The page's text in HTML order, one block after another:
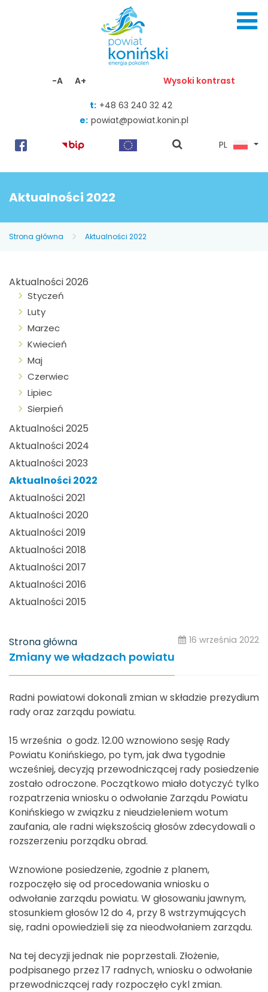
-A A+ Wysoki kontrast
t: +48 63 240 32 42
e: powiat@powiat.konin.pl
pokaż
PL
Aktualności 2022
Strona główna Aktualności 2022
Aktualności 2026
Styczeń
Luty
Marzec
Kwiecień
Maj
Czerwiec
Lipiec
Sierpień
Aktualności 2025
Aktualności 2024
Aktualności 2023
Aktualności 2022
Aktualności 2021
Aktualności 2020
Aktualności 2019
Aktualności 2018
Aktualności 2017
Aktualności 2016
Aktualności 2015
Strona główna 16 września 2022
Zmiany we władzach powiatu
Radni powiatowi dokonali zmian w składzie prezydium
rady oraz zarządu powiatu.
15 września o godz. 12.00 wznowiono sesję Rady
Powiatu Konińskiego, po tym, jak dwa tygodnie
wcześniej, decyzją przewodniczącej rady posiedzenie
zostało odroczone. Początkowo miało dotyczyć tylko
rozpatrzenia wniosku o odwołanie Zarządu Powiatu
Konińskiego w związku z nieudzieleniem wotum
zaufania, ale radni większością głosów zdecydowali o
rozszerzeniu porządku obrad.
Wznowione posiedzenie, zgodnie z planem,
rozpoczęło się od procedowania wniosku o
odwołanie zarządu powiatu. W głosowaniu jawnym,
stosunkiem głosów 12 do 4, przy 8 wstrzymujących
się, radni opowiedzieli się za nieodwołaniem zarządu.
Na tej decyzji jednak nie poprzestali. Złożenie,
podpisanego przez 17 radnych, wniosku o odwołanie
przewodniczącej rady rozpoczęło cykl zmian.